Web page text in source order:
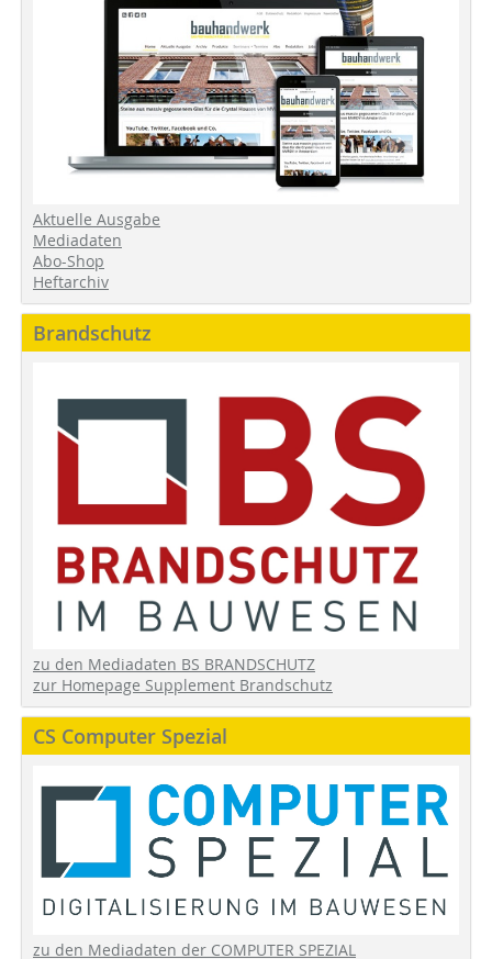
Aktuelle Ausgabe
Mediadaten
Abo-Shop
Heftarchiv
Brandschutz
zu den Mediadaten BS BRANDSCHUTZ
zur Homepage Supplement Brandschutz
CS Computer Spezial
zu den Mediadaten der COMPUTER SPEZIAL